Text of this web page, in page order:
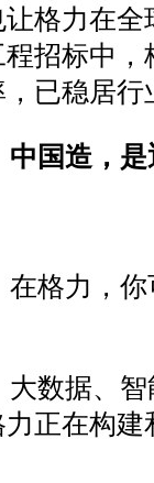
格力在
招标中
，已稳居行
中国造，
力，你
据、智能
正在构